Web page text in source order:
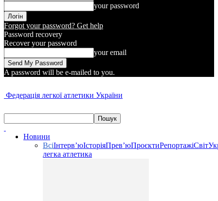
your password
Forgot your password? Get help
Password recovery
Recover your password
your email
A password will be e-mailed to you.
Федерація легкої атлетики України
Новини
ВсіІнтерв’юІсторіяПрев’юПроєктиРепортажіСвіт
легка атлетика